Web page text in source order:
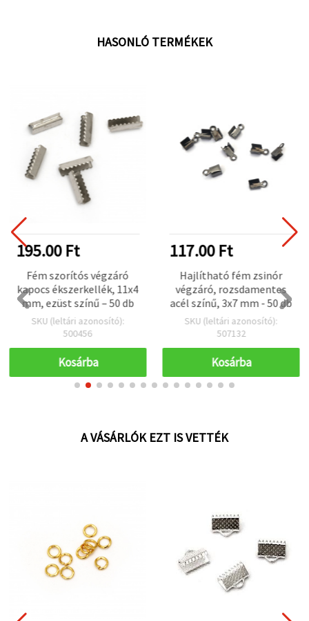
HASONLÓ TERMÉKEK
195.00 Ft
Fém szorítós végzáró
kapocs ékszerkellék, 11x4
mm, ezüst színű – 50 db
SKU (leltári azonosító):
500456
Kosárba
117.00 Ft
Hajlítható fém zsinór
végzáró, rozsdamentes
acél színű, 3x7 mm - 50 db
SKU (leltári azonosító):
507132
Kosárba
A VÁSÁRLÓK EZT IS VETTÉK